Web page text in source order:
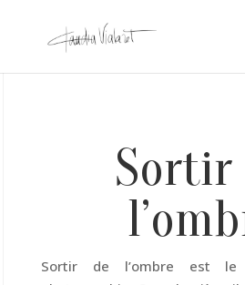
Sortir
Sortir de l’ombre est